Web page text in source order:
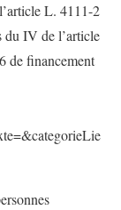
L. 4111-2
du IV de l’article
de financement